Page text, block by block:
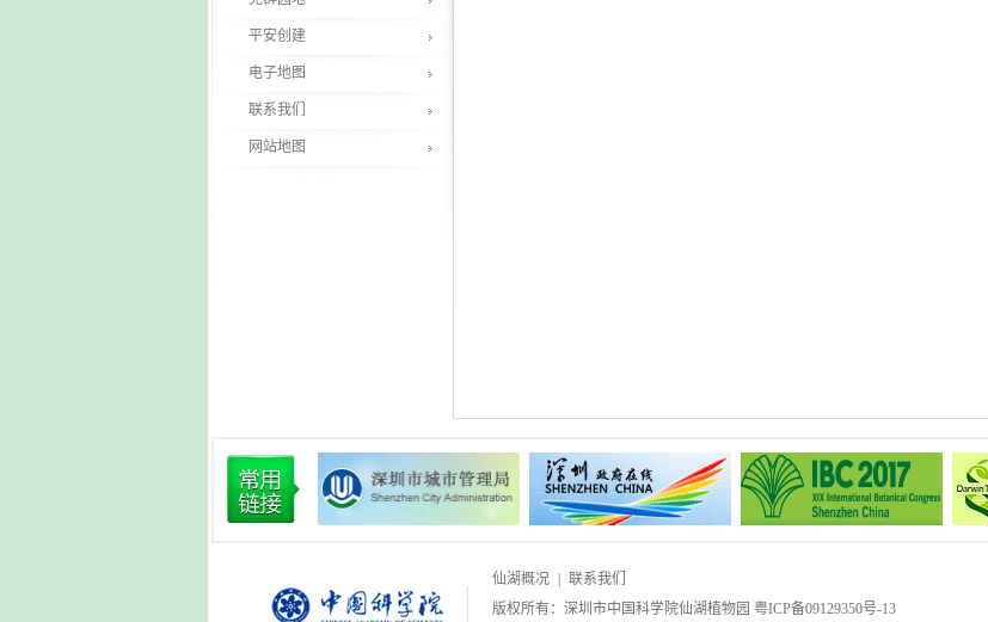
平安创建
电子地图
联系我们
网站地图
仙湖概况
联系我们
版权所有：深圳市中国科学院仙湖植物园 粤ICP备09129350号-13